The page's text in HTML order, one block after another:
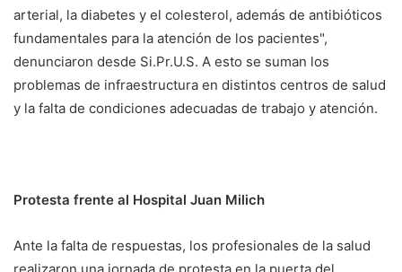
arterial, la diabetes y el colesterol, además de antibióticos
fundamentales para la atención de los pacientes",
denunciaron desde Si.Pr.U.S. A esto se suman los
problemas de infraestructura en distintos centros de salud
y la falta de condiciones adecuadas de trabajo y atención.
Protesta frente al Hospital Juan Milich
Ante la falta de respuestas, los profesionales de la salud